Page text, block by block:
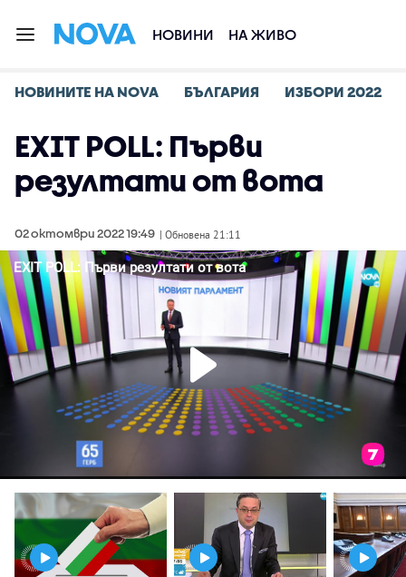
НОВИНИ НА ЖИВО
НОВИНИТЕ НА NOVA БЪЛГАРИЯ ИЗБОРИ 2022
EXIT POLL: Първи
резултати от вота
02 октомври 2022 19:49 | Обновена 21:11